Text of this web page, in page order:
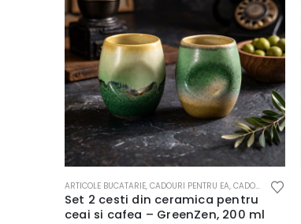
ARTICOLE BUCATARIE, CADOURI PENTRU EA, CADOURI PENTRU EL
Set 2 cesti din ceramica pentru
ceai si cafea – GreenZen, 200 ml